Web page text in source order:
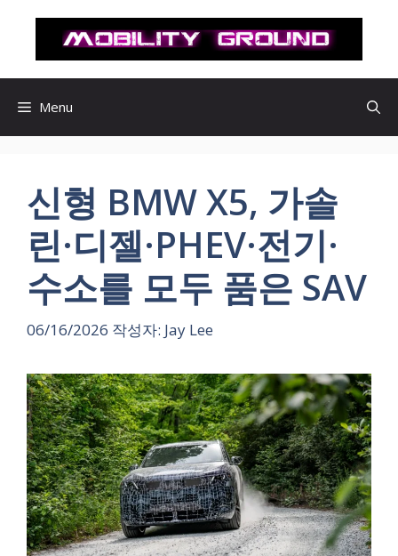
로
Menu
신형 BMW X5, 가솔
린·디젤·PHEV·전기·
수소를 모두 품은 SAV
06/16/2026 작성자: Jay Lee